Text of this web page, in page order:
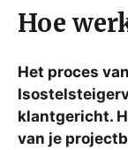
Hoe
Het proces
klantgericht.
van je